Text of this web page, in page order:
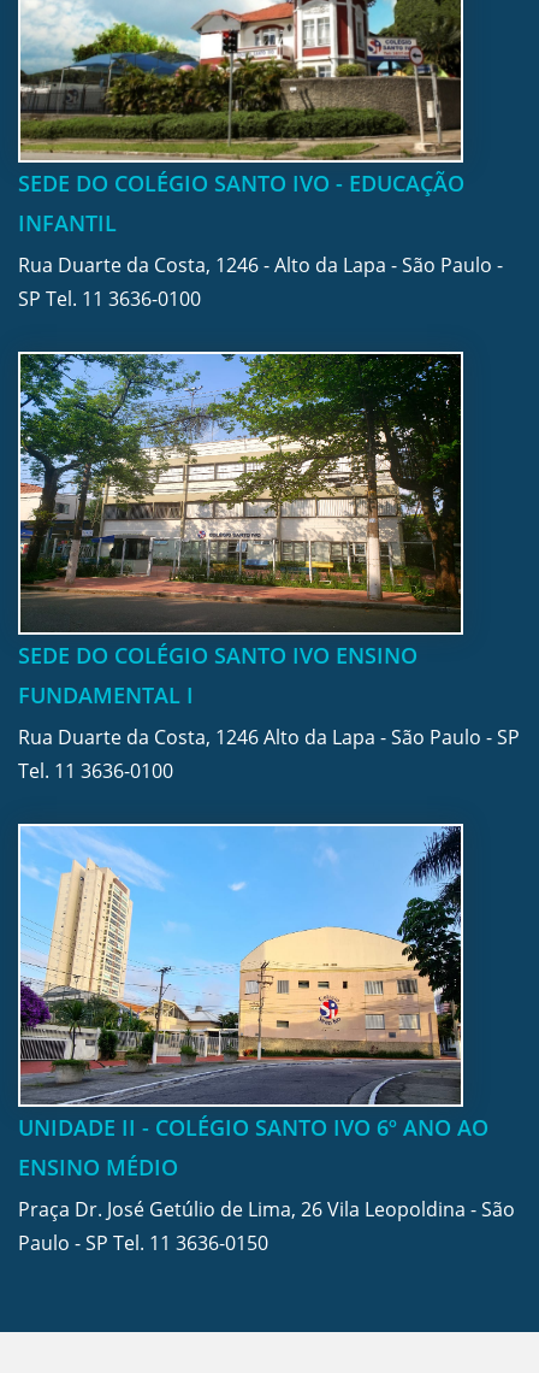
SEDE DO COLÉGIO SANTO IVO - EDUCAÇÃO
INFANTIL
Rua Duarte da Costa, 1246 - Alto da Lapa - São Paulo -
SP Tel. 11 3636-0100
SEDE DO COLÉGIO SANTO IVO ENSINO
FUNDAMENTAL I
Rua Duarte da Costa, 1246 Alto da Lapa - São Paulo - SP
Tel. 11 3636-0100
UNIDADE II - COLÉGIO SANTO IVO 6º ANO AO
ENSINO MÉDIO
Praça Dr. José Getúlio de Lima, 26 Vila Leopoldina - São
Paulo - SP Tel. 11 3636-0150